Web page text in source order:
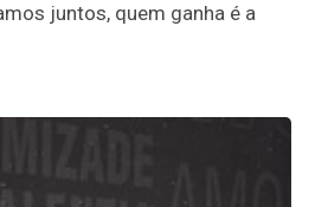
juntos, quem ganha é a